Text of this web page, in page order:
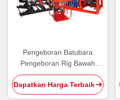
Pengeboran Batubara
Pengeboran Rig Bawah
Tanah, Peralatan
Pengeboran Bawah Tanah
Dapatkan Harga Terbaik